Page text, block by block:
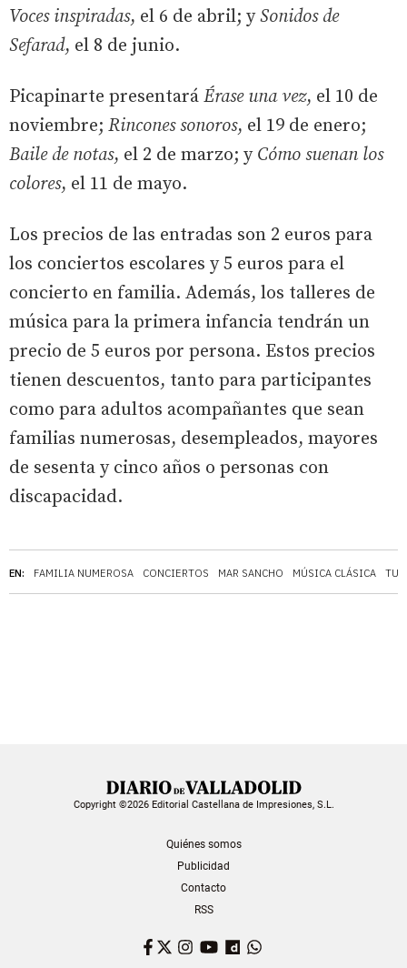
EN: FAMILIA NUMEROSA CONCIERTOS MAR SANCHO MÚSICA CLÁSICA
Voces inspiradas, el 6 de abril; ySonidos de
Sefarad, el 8 de junio.
Picapinarte presentará Érase una vez, el 10 de
noviembre; Rincones sonoros, el 19 de enero;
Baile de notas, el 2 de marzo; yCómo suenan los
colores, el 11 de mayo.
Los precios de las entradas son 2 euros para
los conciertos escolares y 5 euros para el
concierto en familia. Además, los talleres de
música para la primera infancia tendrán un
precio de 5 euros por persona. Estos precios
tienen descuentos, tanto para participantes
como para adultos acompañantes que sean
familias numerosas, desempleados, mayores
de sesenta y cinco años o personas con
discapacidad.
Copyright ©2026 Editorial Castellana de Impresiones, S.L.
Quiénes somos
Publicidad
Contacto
RSS
Facebook
TwitterInstagram
YouTubeDailymotion